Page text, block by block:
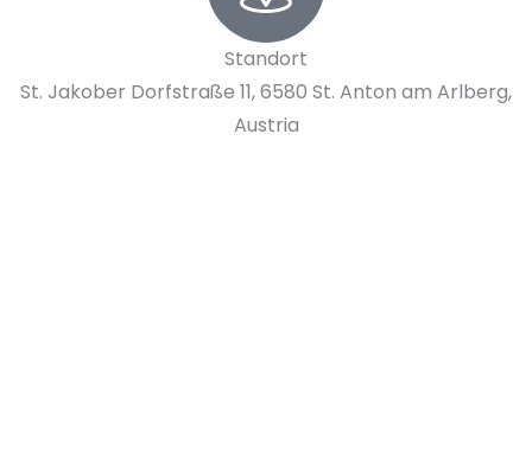
Standort
St. Jakober Dorfstraße 11, 6580 St. Anton am Arlberg,
Austria